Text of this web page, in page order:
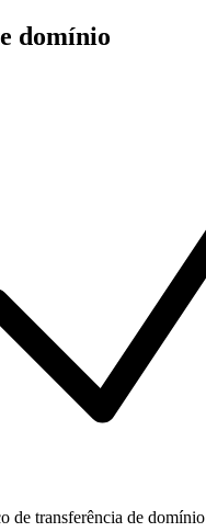
domínio
de transferência de domínio